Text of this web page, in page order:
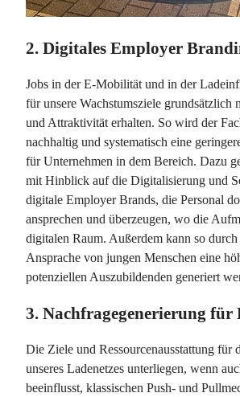
2. Digitales Employer
Jobs in der E-Mobilität und in der
für unsere Wachstumsziele grundsätzlich
und Attraktivität erhalten. So wird der
nachhaltig und systematisch eine
für Unternehmen in dem Bereich. Dazu
mit Hinblick auf die Digitalisierung und
digitale Employer Brands, die Personal
ansprechen und überzeugen, wo die
digitalen Raum. Außerdem kann so
Ansprache von jungen Menschen eine
potenziellen Auszubildenden generiert
3. Nachfragegenerierung für
Die Ziele und Ressourcenausstattung für
unseres Ladenetzes unterliegen, wenn
beeinflusst, klassischen Push- und